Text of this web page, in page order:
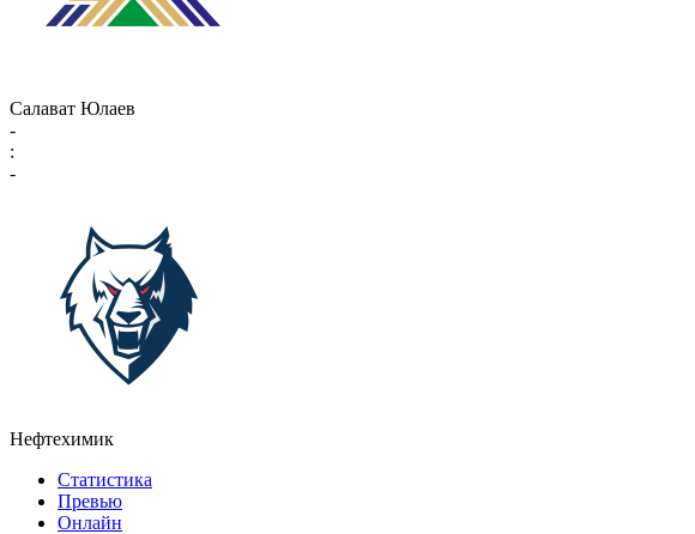
Салават Юлаев
-
:
-
Нефтехимик
Статистика
Превью
Онлайн